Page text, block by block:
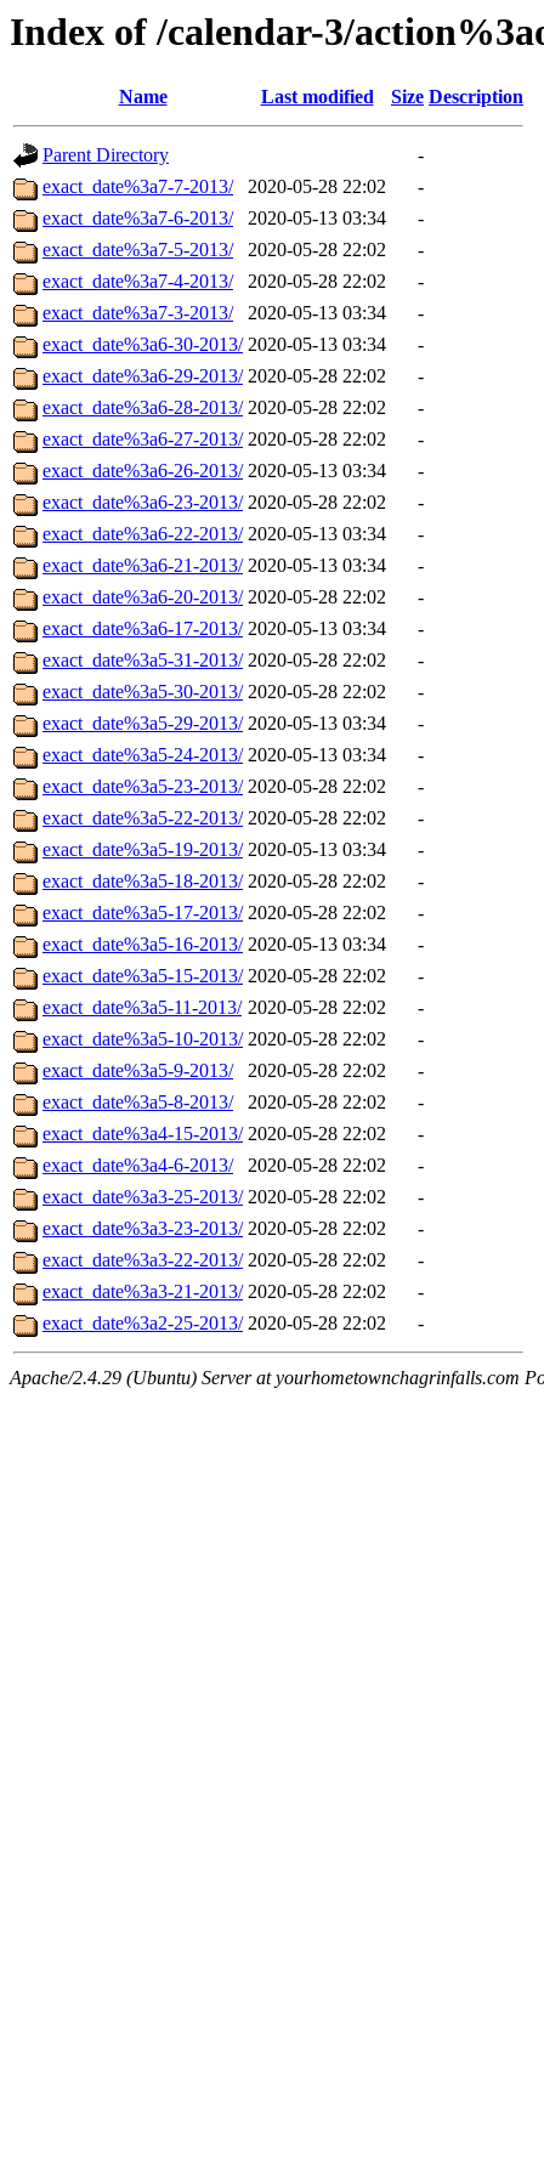
Index of /calendar-3/
Name Last modified Size Description
Parent Directory
-
exact_date%3a7-7-2013/
2020-05-28 22:02
-
exact_date%3a7-6-2013/
2020-05-13 03:34
-
exact_date%3a7-5-2013/
2020-05-28 22:02
-
exact_date%3a7-4-2013/
2020-05-28 22:02
-
exact_date%3a7-3-2013/
2020-05-13 03:34
-
exact_date%3a6-30-2013/ 2020-05-13 03:34
-
exact_date%3a6-29-2013/ 2020-05-28 22:02
-
exact_date%3a6-28-2013/ 2020-05-28 22:02
-
exact_date%3a6-27-2013/ 2020-05-28 22:02
-
exact_date%3a6-26-2013/ 2020-05-13 03:34
-
exact_date%3a6-23-2013/ 2020-05-28 22:02
-
exact_date%3a6-22-2013/ 2020-05-13 03:34
-
exact_date%3a6-21-2013/ 2020-05-13 03:34
-
exact_date%3a6-20-2013/ 2020-05-28 22:02
-
exact_date%3a6-17-2013/ 2020-05-13 03:34
-
exact_date%3a5-31-2013/ 2020-05-28 22:02
-
exact_date%3a5-30-2013/ 2020-05-28 22:02
-
exact_date%3a5-29-2013/ 2020-05-13 03:34
-
exact_date%3a5-24-2013/ 2020-05-13 03:34
-
exact_date%3a5-23-2013/ 2020-05-28 22:02
-
exact_date%3a5-22-2013/ 2020-05-28 22:02
-
exact_date%3a5-19-2013/ 2020-05-13 03:34
-
exact_date%3a5-18-2013/ 2020-05-28 22:02
-
exact_date%3a5-17-2013/ 2020-05-28 22:02
-
exact_date%3a5-16-2013/ 2020-05-13 03:34
-
exact_date%3a5-15-2013/ 2020-05-28 22:02
-
exact_date%3a5-11-2013/ 2020-05-28 22:02
-
exact_date%3a5-10-2013/ 2020-05-28 22:02
-
exact_date%3a5-9-2013/
2020-05-28 22:02
-
exact_date%3a5-8-2013/
2020-05-28 22:02
-
exact_date%3a4-15-2013/ 2020-05-28 22:02
-
exact_date%3a4-6-2013/
2020-05-28 22:02
-
exact_date%3a3-25-2013/ 2020-05-28 22:02
-
exact_date%3a3-23-2013/ 2020-05-28 22:02
-
exact_date%3a3-22-2013/ 2020-05-28 22:02
-
exact_date%3a3-21-2013/ 2020-05-28 22:02
-
exact_date%3a2-25-2013/ 2020-05-28 22:02 -
Apache/2.4.29 (Ubuntu) Server at yourhometownchagrinfalls.com